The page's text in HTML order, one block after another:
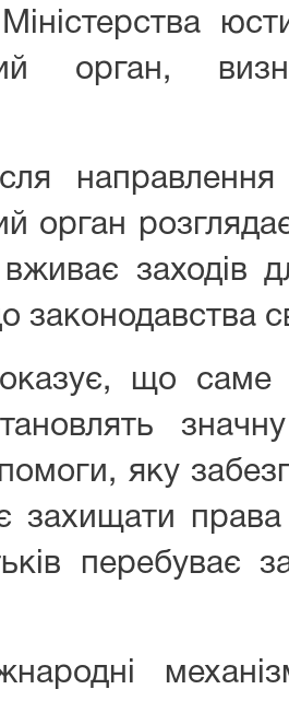
орган,
направлення
орган
заходів
законодавства
що саме
яку
захищати права
перебуває